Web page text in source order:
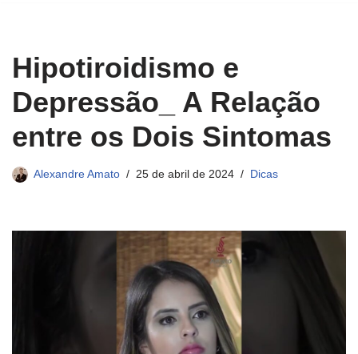
Hipotiroidismo e
Depressão_ A Relação
entre os Dois Sintomas
Alexandre Amato 25 de abril de 2024 Dicas